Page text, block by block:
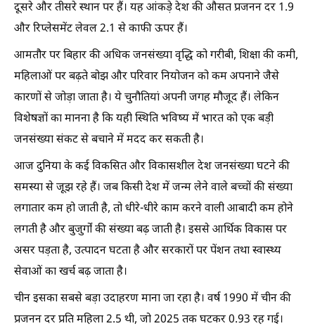
दूसरे और तीसरे स्थान पर हैं। यह आंकड़े देश की औसत प्रजनन दर 1.9
और रिप्लेसमेंट लेवल 2.1 से काफी ऊपर हैं।
आमतौर पर बिहार की अधिक जनसंख्या वृद्धि को गरीबी, शिक्षा की कमी,
महिलाओं पर बढ़ते बोझ और परिवार नियोजन को कम अपनाने जैसे
कारणों से जोड़ा जाता है। ये चुनौतियां अपनी जगह मौजूद हैं। लेकिन
विशेषज्ञों का मानना है कि यही स्थिति भविष्य में भारत को एक बड़ी
जनसंख्या संकट से बचाने में मदद कर सकती है।
आज दुनिया के कई विकसित और विकासशील देश जनसंख्या घटने की
समस्या से जूझ रहे हैं। जब किसी देश में जन्म लेने वाले बच्चों की संख्या
लगातार कम हो जाती है, तो धीरे-धीरे काम करने वाली आबादी कम होने
लगती है और बुजुर्गों की संख्या बढ़ जाती है। इससे आर्थिक विकास पर
असर पड़ता है, उत्पादन घटता है और सरकारों पर पेंशन तथा स्वास्थ्य
सेवाओं का खर्च बढ़ जाता है।
चीन इसका सबसे बड़ा उदाहरण माना जा रहा है। वर्ष 1990 में चीन की
प्रजनन दर प्रति महिला 2.5 थी, जो 2025 तक घटकर 0.93 रह गई।